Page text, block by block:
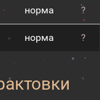
норма ?
норма ?